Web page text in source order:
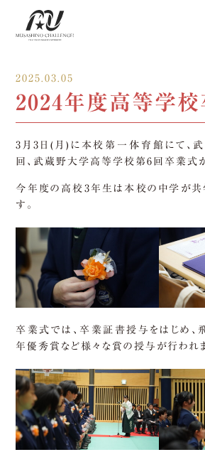
2025.03.05
2024年度高等学校
3月3日(月)に本校第一体育館にて、
回、武蔵野大学高等学校第6回卒業式が
今年度の高校3年生は本校の中学が共
す。
卒業式では、卒業証書授与をはじめ、
年優秀賞など様々な賞の授与が行われま